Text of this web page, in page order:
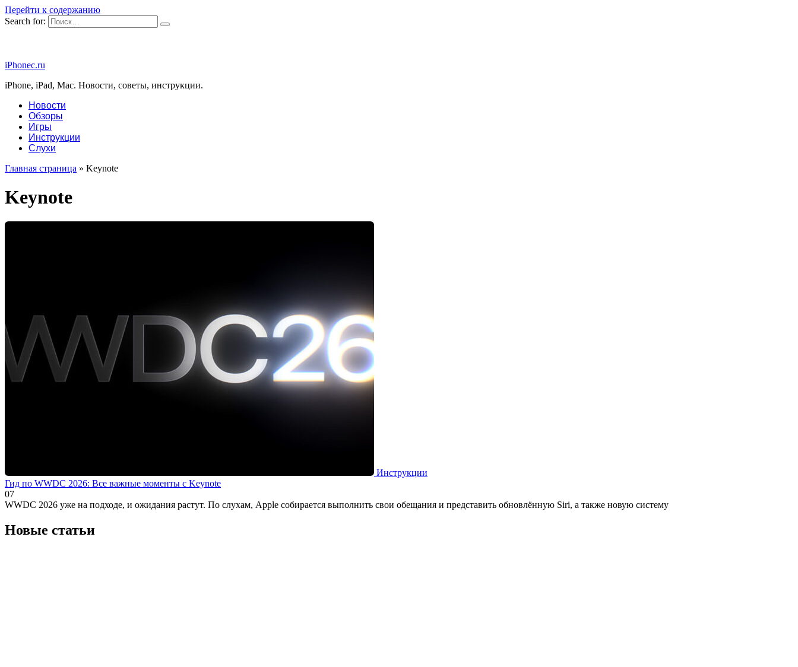
Перейти к содержанию
Search for:
iPhonec.ru
iPhone, iPad, Mac. Новости, советы, инструкции.
Новости
Обзоры
Игры
Инструкции
Слухи
Главная страница » Keynote
Keynote
Инструкции
Гид по WWDC 2026: Все важные моменты с Keynote
07
WWDC 2026 уже на подходе, и ожидания растут. По слухам, Apple собирается выполнить свои обещания и представить обновлённую Siri, а также новую систему
Новые статьи